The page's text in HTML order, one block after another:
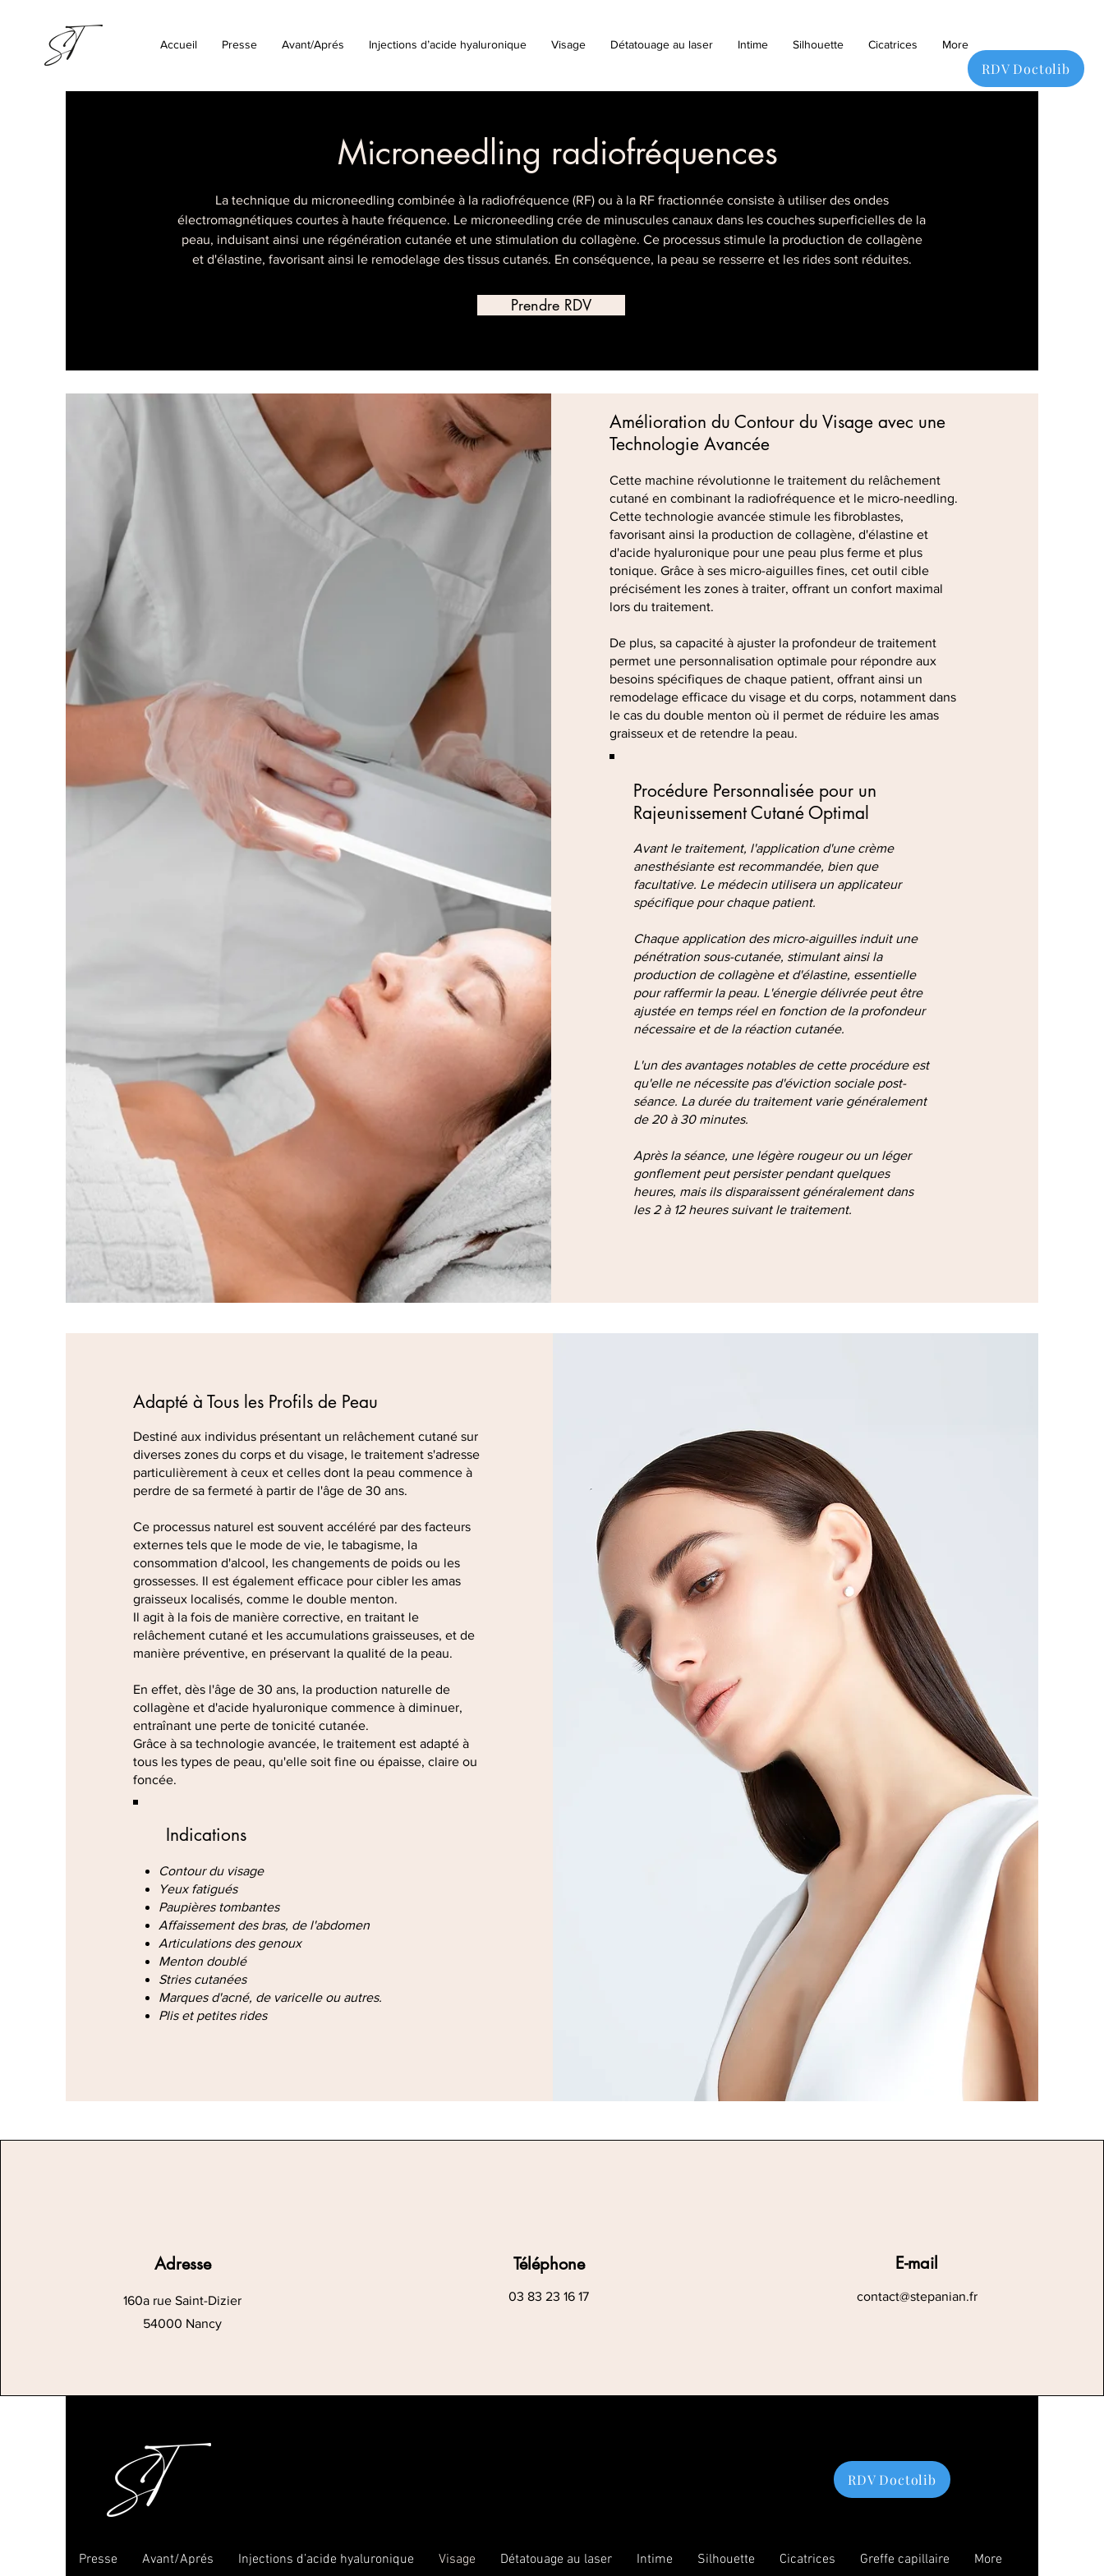
RDV Doctolib
Accueil Presse Avant/Aprés Injections d’acide hyaluronique Visage Détatouage au laser Intime Silhouette Cicatrices More
Microneedling radiofréquences
La technique du microneedling combinée à la radiofréquence (RF) ou à la RF fractionnée consiste à utiliser des ondes
électromagnétiques courtes à haute fréquence. Le microneedling crée de minuscules canaux dans les couches superficielles de la
peau, induisant ainsi une régénération cutanée et une stimulation du collagène. Ce processus stimule la production de collagène
et d'élastine, favorisant ainsi le remodelage des tissus cutanés. En conséquence, la peau se resserre et les rides sont réduites.
Prendre RDV
Amélioration du Contour du Visage avec une
Technologie Avancée
Cette machine révolutionne le traitement du relâchement
cutané en combinant la radiofréquence et le micro-needling.
Cette technologie avancée stimule les fibroblastes,
favorisant ainsi la production de collagène, d'élastine et
d'acide hyaluronique pour une peau plus ferme et plus
tonique. Grâce à ses micro-aiguilles fines, cet outil cible
précisément les zones à traiter, offrant un confort maximal
lors du traitement.
De plus, sa capacité à ajuster la profondeur de traitement
permet une personnalisation optimale pour répondre aux
besoins spécifiques de chaque patient, offrant ainsi un
remodelage efficace du visage et du corps, notamment dans
le cas du double menton où il permet de réduire les amas
graisseux et de retendre la peau.
Procédure Personnalisée pour un
Rajeunissement Cutané Optimal
Avant le traitement, l'application d'une crème
anesthésiante est recommandée, bien que
facultative. Le médecin utilisera un applicateur
spécifique pour chaque patient.
Chaque application des micro-aiguilles induit une
pénétration sous-cutanée, stimulant ainsi la
production de collagène et d'élastine, essentielle
pour raffermir la peau. L'énergie délivrée peut être
ajustée en temps réel en fonction de la profondeur
nécessaire et de la réaction cutanée.
L'un des avantages notables de cette procédure est
qu'elle ne nécessite pas d'éviction sociale post-
séance. La durée du traitement varie généralement
de 20 à 30 minutes.
Après la séance, une légère rougeur ou un léger
gonflement peut persister pendant quelques
heures, mais ils disparaissent généralement dans
les 2 à 12 heures suivant le traitement.
Adapté à Tous les Profils de Peau
Destiné aux individus présentant un relâchement cutané sur
diverses zones du corps et du visage, le traitement s'adresse
particulièrement à ceux et celles dont la peau commence à
perdre de sa fermeté à partir de l'âge de 30 ans.
Ce processus naturel est souvent accéléré par des facteurs
externes tels que le mode de vie, le tabagisme, la
consommation d'alcool, les changements de poids ou les
grossesses. Il est également efficace pour cibler les amas
graisseux localisés, comme le double menton.
Il agit à la fois de manière corrective, en traitant le
relâchement cutané et les accumulations graisseuses, et de
manière préventive, en préservant la qualité de la peau.
En effet, dès l'âge de 30 ans, la production naturelle de
collagène et d'acide hyaluronique commence à diminuer,
entraînant une perte de tonicité cutanée.
Grâce à sa technologie avancée, le traitement est adapté à
tous les types de peau, qu'elle soit fine ou épaisse, claire ou
foncée.
Indications
Contour du visage
Yeux fatigués
Paupières tombantes
Affaissement des bras, de l'abdomen
Articulations des genoux
Menton doublé
Stries cutanées
Marques d'acné, de varicelle ou autres.
Plis et petites rides
Adresse
160a rue Saint-Dizier
54000 Nancy
Téléphone
03 83 23 16 17
E-mail
contact@stepanian.fr
RDV Doctolib
Presse Avant/Aprés Injections d’acide hyaluronique Visage Détatouage au laser Intime Silhouette Cicatrices Greffe capillaire More